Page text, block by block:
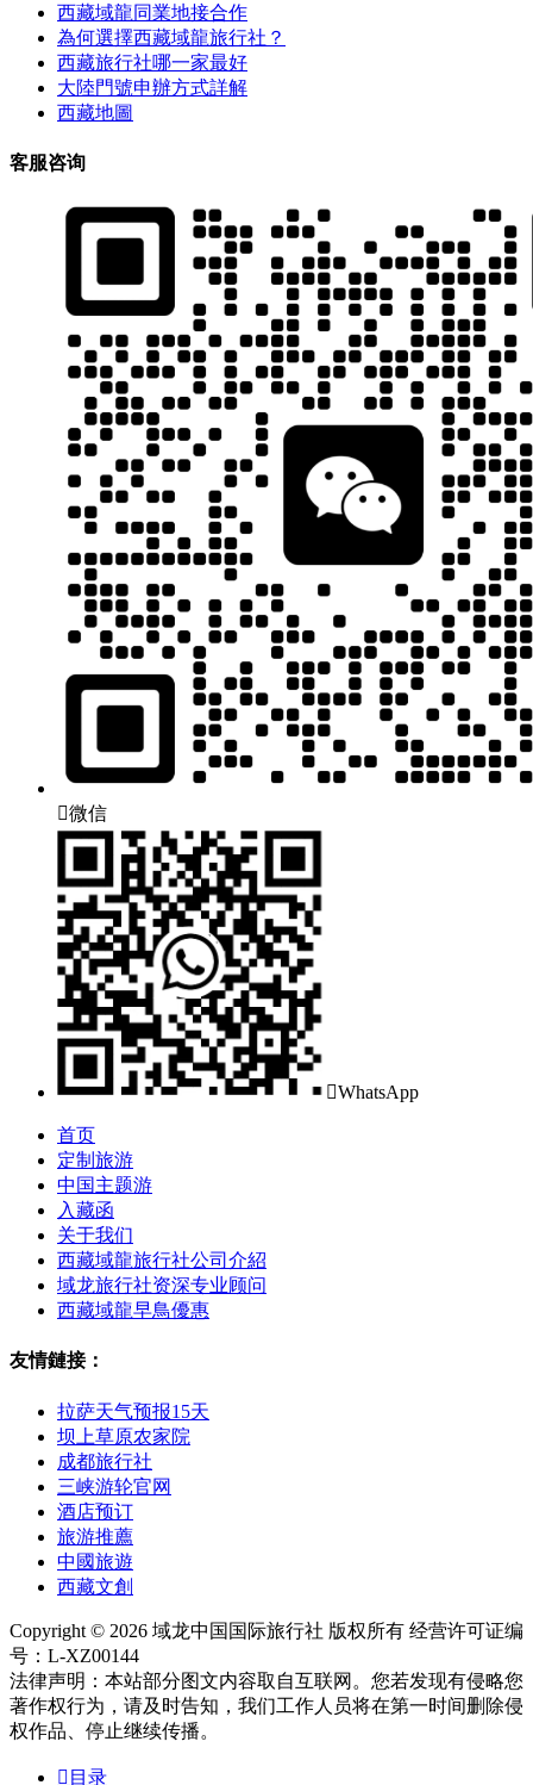
西藏域龍同業地接合作
為何選擇西藏域龍旅行社？
西藏旅行社哪一家最好
大陸門號申辦方式詳解
西藏地圖
客服咨询
微信
WhatsApp
首页
定制旅游
中国主题游
入藏函
关于我们
西藏域龍旅行社公司介紹
域龙旅行社资深专业顾问
西藏域龍早鳥優惠
友情鏈接：
拉萨天气预报15天
坝上草原农家院
成都旅行社
三峡游轮官网
酒店预订
旅游推薦
中國旅遊
西藏文創
Copyright © 2026 域龙中国国际旅行社 版权所有 经营许可证编
号：L-XZ00144
法律声明：本站部分图文内容取自互联网。您若发现有侵略您
著作权行为，请及时告知，我们工作人员将在第一时间删除侵
权作品、停止继续传播。
 目录